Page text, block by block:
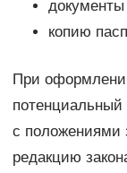
копию
При
с положениями
редакцию